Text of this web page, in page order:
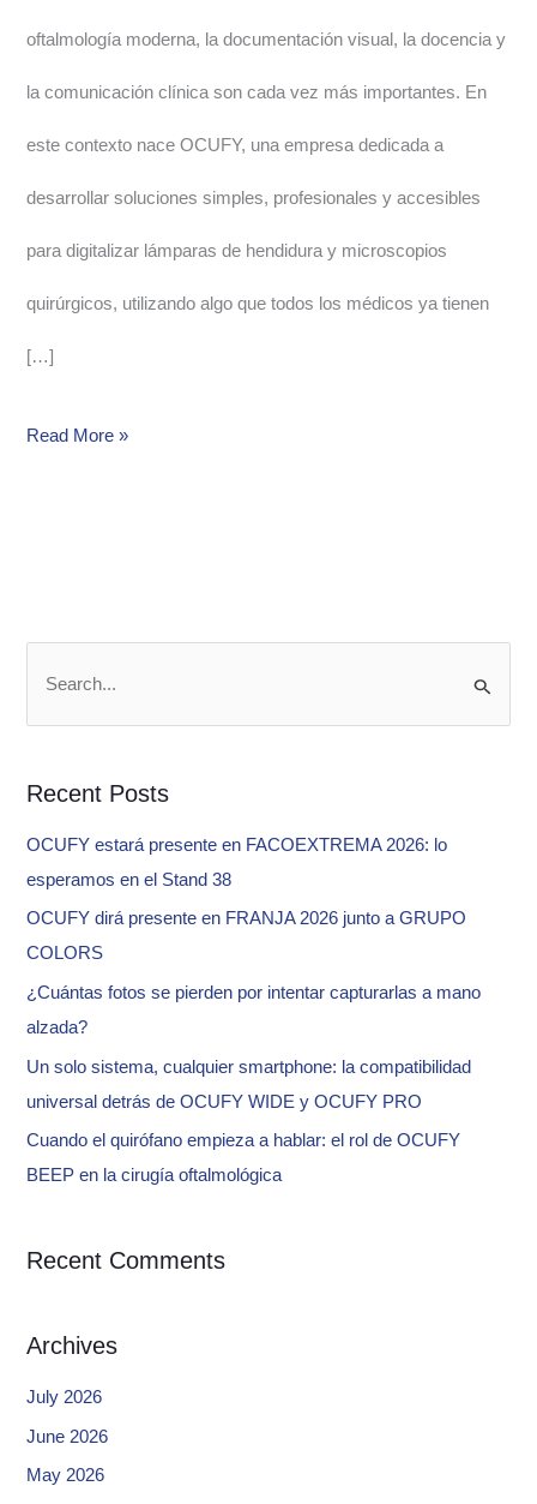
oftalmología moderna, la documentación visual, la docencia y
la comunicación clínica son cada vez más importantes. En
este contexto nace OCUFY, una empresa dedicada a
desarrollar soluciones simples, profesionales y accesibles
para digitalizar lámparas de hendidura y microscopios
quirúrgicos, utilizando algo que todos los médicos ya tienen
[…]
Read More »
e
r
:
Recent Posts
OCUFY estará presente en FACOEXTREMA 2026: lo
esperamos en el Stand 38
OCUFY dirá presente en FRANJA 2026 junto a GRUPO
COLORS
¿Cuántas fotos se pierden por intentar capturarlas a mano
alzada?
Un solo sistema, cualquier smartphone: la compatibilidad
universal detrás de OCUFY WIDE y OCUFY PRO
Cuando el quirófano empieza a hablar: el rol de OCUFY
BEEP en la cirugía oftalmológica
Recent Comments
Archives
July 2026
June 2026
May 2026